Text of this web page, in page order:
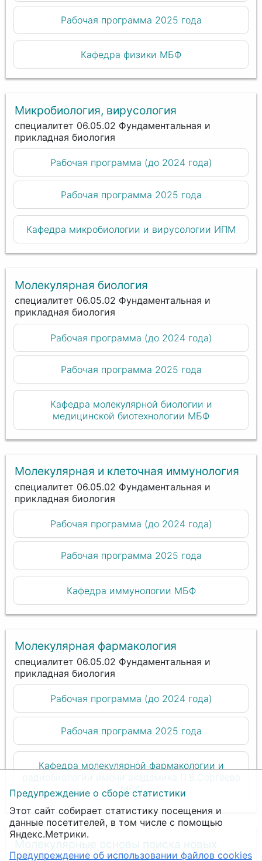
Рабочая программа 2025 года
Кафедра физики МБФ
Микробиология, вирусология
специалитет 06.05.02 Фундаментальная и
прикладная биология
Рабочая программа (до 2024 года)
Рабочая программа 2025 года
Кафедра микробиологии и вирусологии ИПМ
Молекулярная биология
специалитет 06.05.02 Фундаментальная и
прикладная биология
Рабочая программа (до 2024 года)
Рабочая программа 2025 года
Кафедра молекулярной биологии и
медицинской биотехнологии МБФ
Молекулярная и клеточная иммунология
специалитет 06.05.02 Фундаментальная и
прикладная биология
Рабочая программа (до 2024 года)
Рабочая программа 2025 года
Кафедра иммунологии МБФ
Молекулярная фармакология
специалитет 06.05.02 Фундаментальная и
прикладная биология
Рабочая программа (до 2024 года)
Рабочая программа 2025 года
Кафедра молекулярной фармакологии и
радиобиологии имени академика П.В.Сергеева
МБФ
Молекулярные основы поиска новых
лекарственных средств
Предупреждение о сборе статистики
Этот сайт собирает статистику посещения и
данные посетителей, в том числе с помощью
Яндекс.Метрики.
Предупреждение об использовании файлов cookies